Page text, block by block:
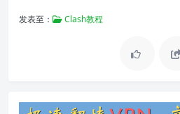
发表至： Clash教程